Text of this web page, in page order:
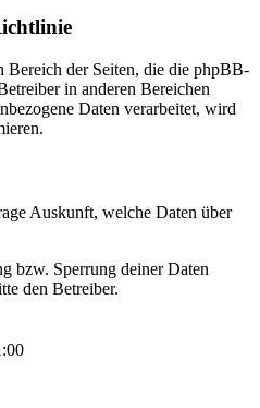
Bereich der Seiten, die die phpBB-
in anderen Bereichen
Daten verarbeitet, wird
Auskunft, welche Daten über
bzw. Sperrung deiner Daten
den Betreiber.